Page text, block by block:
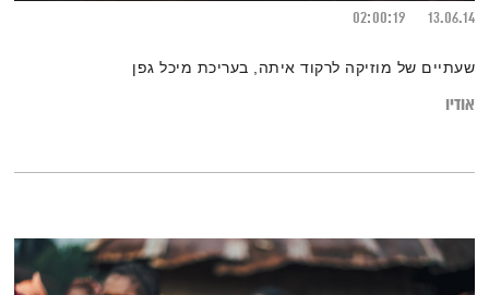
13.06.14
02:00:19
שעתיים של מוזיקה לרקוד איתה, בעריכת מיכל גפן
אודיו